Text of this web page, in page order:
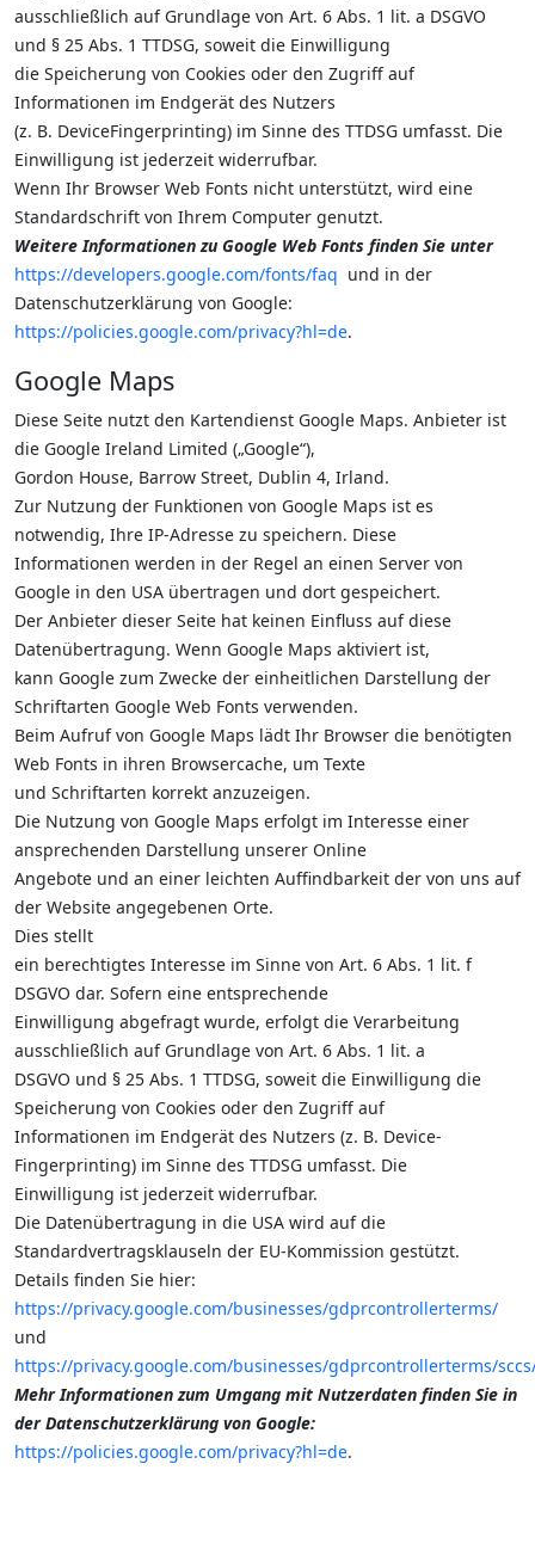
ausschließlich auf Grundlage von Art. 6 Abs. 1 lit. a DSGVO
und § 25 Abs. 1 TTDSG, soweit die Einwilligung
die Speicherung von Cookies oder den Zugriff auf
Informationen im Endgerät des Nutzers
(z. B. DeviceFingerprinting) im Sinne des TTDSG umfasst. Die
Einwilligung ist jederzeit widerrufbar.
Wenn Ihr Browser Web Fonts nicht unterstützt, wird eine
Standardschrift von Ihrem Computer genutzt.
Weitere Informationen zu Google Web Fonts finden Sie unter
https://developers.google.com/fonts/faq und in der
Datenschutzerklärung von Google:
https://policies.google.com/privacy?hl=de.
Google Maps
Diese Seite nutzt den Kartendienst Google Maps. Anbieter ist
die Google Ireland Limited („Google“),
Gordon House, Barrow Street, Dublin 4, Irland.
Zur Nutzung der Funktionen von Google Maps ist es
notwendig, Ihre IP-Adresse zu speichern. Diese
Informationen werden in der Regel an einen Server von
Google in den USA übertragen und dort gespeichert.
Der Anbieter dieser Seite hat keinen Einfluss auf diese
Datenübertragung. Wenn Google Maps aktiviert ist,
kann Google zum Zwecke der einheitlichen Darstellung der
Schriftarten Google Web Fonts verwenden.
Beim Aufruf von Google Maps lädt Ihr Browser die benötigten
Web Fonts in ihren Browsercache, um Texte
und Schriftarten korrekt anzuzeigen.
Die Nutzung von Google Maps erfolgt im Interesse einer
ansprechenden Darstellung unserer Online
Angebote und an einer leichten Auffindbarkeit der von uns auf
der Website angegebenen Orte.
Dies stellt
ein berechtigtes Interesse im Sinne von Art. 6 Abs. 1 lit. f
DSGVO dar. Sofern eine entsprechende
Einwilligung abgefragt wurde, erfolgt die Verarbeitung
ausschließlich auf Grundlage von Art. 6 Abs. 1 lit. a
DSGVO und § 25 Abs. 1 TTDSG, soweit die Einwilligung die
Speicherung von Cookies oder den Zugriff auf
Informationen im Endgerät des Nutzers (z. B. Device-
Fingerprinting) im Sinne des TTDSG umfasst. Die
Einwilligung ist jederzeit widerrufbar.
Die Datenübertragung in die USA wird auf die
Standardvertragsklauseln der EU-Kommission gestützt.
Details finden Sie hier:
https://privacy.google.com/businesses/gdprcontrollerterms/
und
https://privacy.google.com/businesses/gdprcontrollerterms/
Mehr Informationen zum Umgang mit Nutzerdaten finden Sie in
der Datenschutzerklärung von Google:
https://policies.google.com/privacy?hl=de.